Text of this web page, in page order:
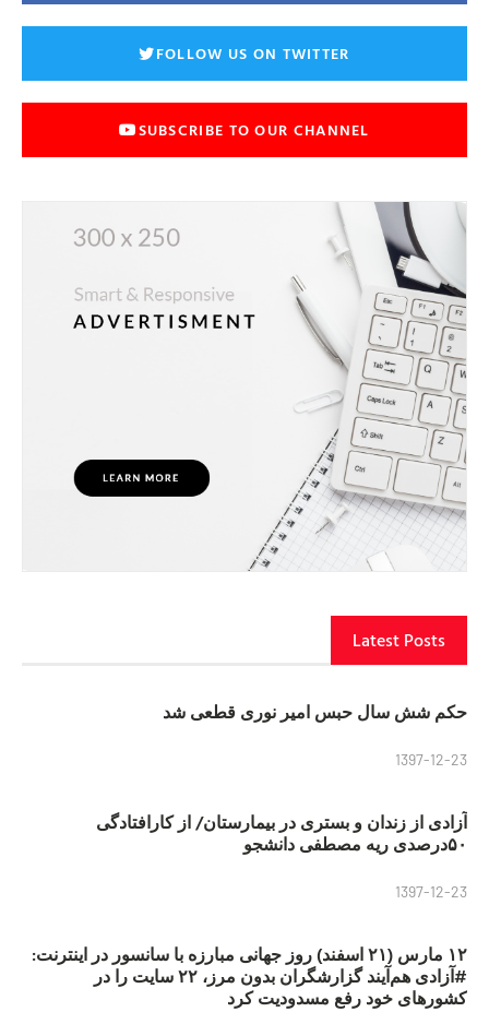
FOLLOW US ON TWITTER
SUBSCRIBE TO OUR CHANNEL
Latest Posts
حکم شش سال حبس امیر نوری قطعی شد
1397-12-23
آزادی از زندان و بستری در بیمارستان/ از کارافتادگی
۵۰درصدی ریه مصطفی دانشجو
1397-12-23
۱۲ مارس (۲۱ اسفند) روز جهانی مبارزه با سانسور در اینترنت:
#آزادی هم‌آیند گزارشگران‌ بدون مرز، ۲۲ سایت را در
کشورهای خود رفع مسدودیت کرد